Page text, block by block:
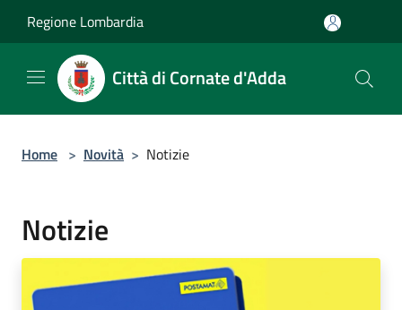
Regione Lombardia
Città di Cornate d'Adda
Home > Novità > Notizie
Notizie